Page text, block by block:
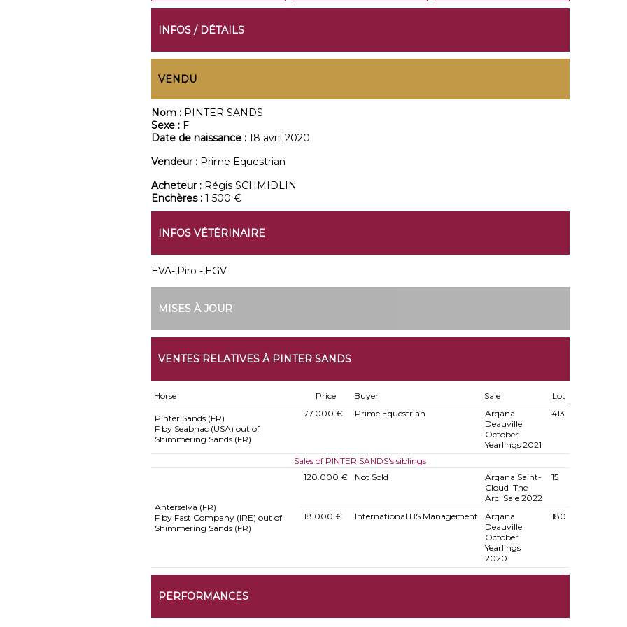
INFOS / DÉTAILS
VENDU
Nom : PINTER SANDS
Sexe : F.
Date de naissance : 18 avril 2020
Vendeur : Prime Equestrian
Acheteur : Régis SCHMIDLIN
Enchères : 1 500 €
INFOS VÉTÉRINAIRE
EVA-,Piro -,EGV
MISES À JOUR
VENTES RELATIVES À PINTER SANDS
Horse Price Buyer Sale Lot
Pinter Sands (FR)
F by Seabhac (USA) out of
Shimmering Sands (FR)
77.000 € Prime Equestrian
Arqana
Deauville
October
Yearlings 2021
413
Sales of PINTER SANDS's siblings
Anterselva (FR)
F by Fast Company (IRE) out of
Shimmering Sands (FR)
120.000 € Not Sold
Arqana Saint-
Cloud 'The
Arc' Sale 2022
15
18.000 € International BS Management
Arqana
Deauville
October
Yearlings
2020
180
PERFORMANCES